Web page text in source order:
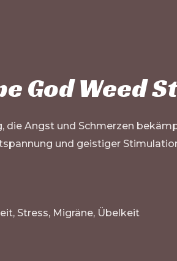
God Weed
Angst und Schmerzen
und geistiger
Stress, Migräne, Übelkeit